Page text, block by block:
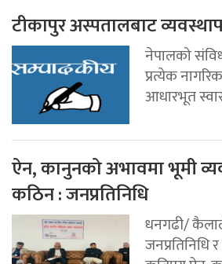
टीकापुर अस्पतालबाट
नेपालको
प्रत्येक
आधारभूत
ऐन, कानुनको अभावमा भूमी
कठिन : जनप्रतिनिधि
धनगढी/
जनप्रतिनिधि